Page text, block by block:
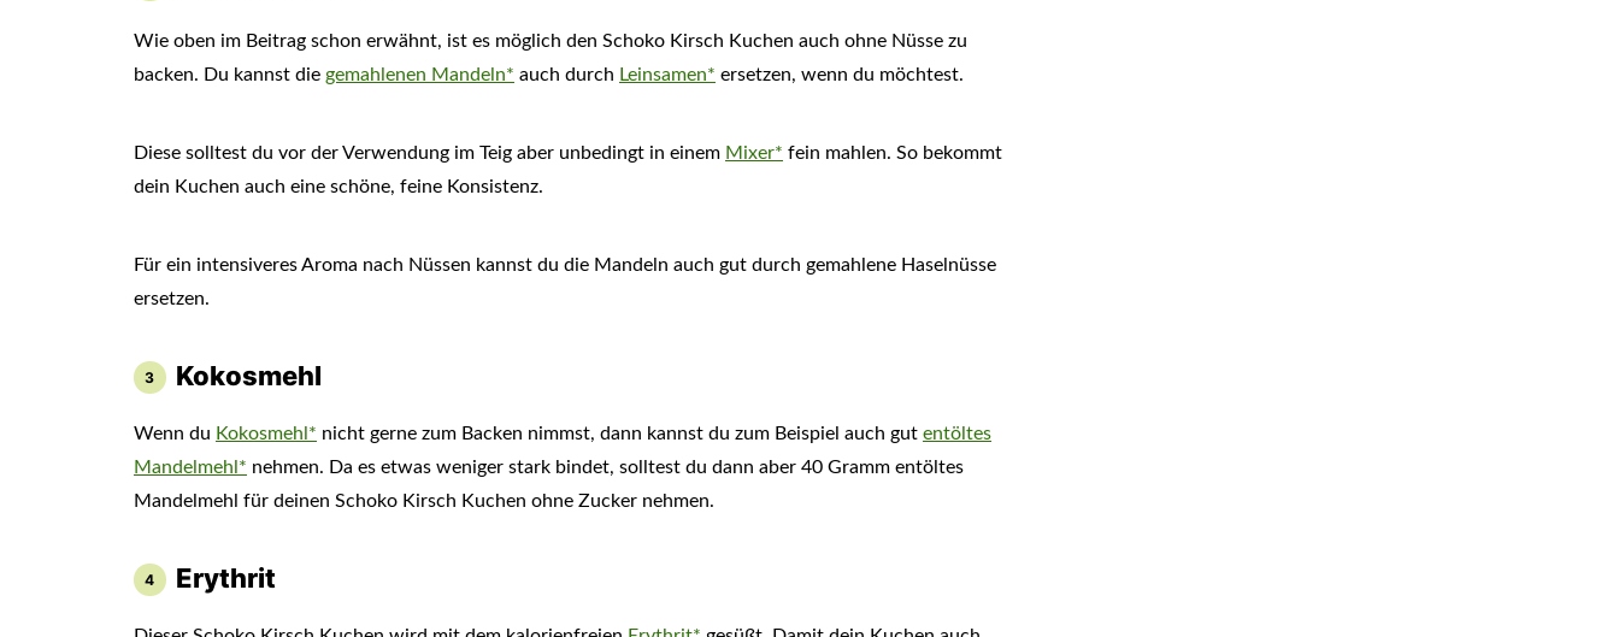
Wie oben im Beitrag schon erwähnt, ist es möglich den Schoko Kirsch Kuchen auch ohne Nüsse zu
backen. Du kannst die gemahlenen Mandeln* auch durch Leinsamen* ersetzen, wenn du möchtest.
Diese solltest du vor der Verwendung im Teig aber unbedingt in einem Mixer* fein mahlen. So bekommt
dein Kuchen auch eine schöne, feine Konsistenz.
Für ein intensiveres Aroma nach Nüssen kannst du die Mandeln auch gut durch gemahlene Haselnüsse
ersetzen.
Kokosmehl
Wenn du Kokosmehl* nicht gerne zum Backen nimmst, dann kannst du zum Beispiel auch gut entöltes
Mandelmehl* nehmen. Da es etwas weniger stark bindet, solltest du dann aber 40 Gramm entöltes
Mandelmehl für deinen Schoko Kirsch Kuchen ohne Zucker nehmen.
Erythrit